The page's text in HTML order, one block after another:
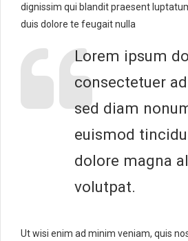
dignissim qui blandit praesent
duis dolore te feugait nulla
Lorem ipsum
consectetuer
sed diam
euismod
dolore magna
volutpat.
Ut wisi enim ad minim veniam, quis